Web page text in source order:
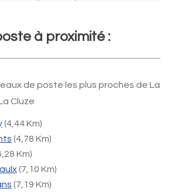
à proximité :
de poste les plus proches de La
Cluze
(4,44 Km)
(4,78 Km)
Km)
(7,10 Km)
(7,19 Km)